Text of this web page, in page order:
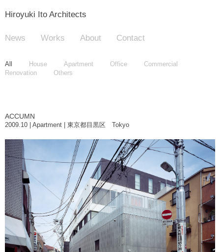
Hiroyuki Ito Architects
News Works About Contact
All House Apartment Office
Commercial
Renovation
Others
ACCUMN
2009.10 | Apartment | 東京都目黒区 Tokyo